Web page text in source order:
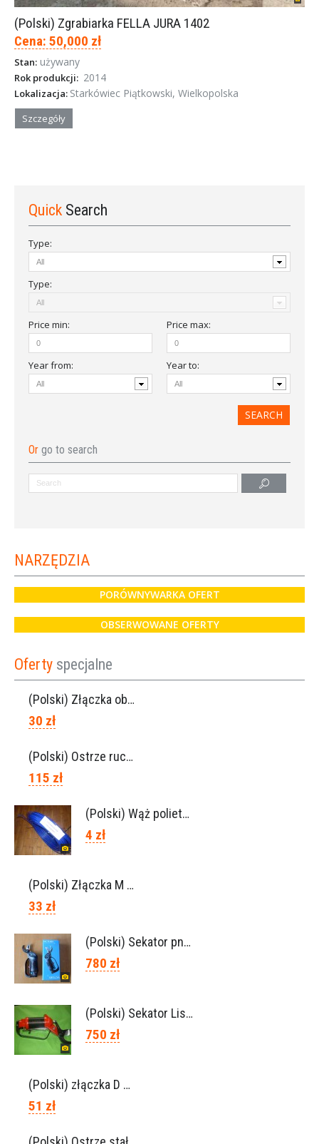
(Polski) Zgrabiarka FELLA JURA 1402
Cena: 50,000 zł
Stan: używany
Rok produkcji: 2014
Lokalizacja: Starkówiec Piątkowski, Wielkopolska
Szczegóły
Quick Search
Type:
Type:
Price min: Price max:
Year from: Year to:
Or go to search
NARZĘDZIA
PORÓWNYWARKA OFERT
OBSERWOWANE OFERTY
Oferty specjalne
(Polski) Złączka obrotowa Lisam do węża 6×8 / Ref. 0160.0100
30 zł
(Polski) Ostrze ruchome Lisam, Ref. A1208
115 zł
(Polski) Wąż polietylen 6×8, Ref.0120.0203
4 zł
(Polski) Złączka M 6×8, Ref. 0115.0102
33 zł
(Polski) Sekator pneumatyczny VICTORY (Campagnola Włochy)
780 zł
(Polski) Sekator Lisam SLY / przedłużki 0,5m 1m (Włochy)
750 zł
(Polski) złączka D 6×8 do węża, Ref. 0113.0106
51 zł